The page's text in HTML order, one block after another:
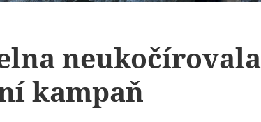
neukočírovala
kampaň